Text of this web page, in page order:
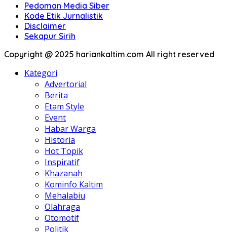
Pedoman Media Siber
Kode Etik Jurnalistik
Disclaimer
Sekapur Sirih
Copyright @ 2025 hariankaltim.com All right reserved
Kategori
Advertorial
Berita
Etam Style
Event
Habar Warga
Historia
Hot Topik
Inspiratif
Khazanah
Kominfo Kaltim
Mehalabiu
Olahraga
Otomotif
Politik